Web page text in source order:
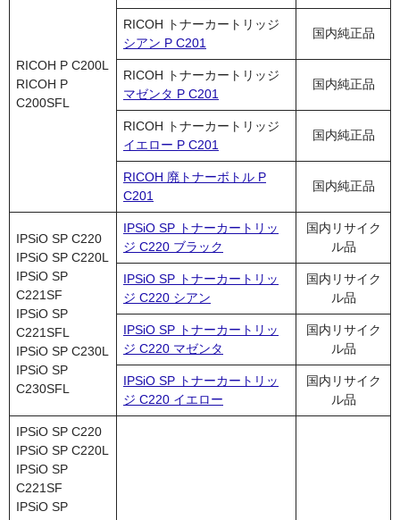
RICOH P C200L
RICOH P
C200SFL
RICOH トナーカートリッジ
シアン P C201
国内純正品
RICOH トナーカートリッジ
マゼンタ P C201
国内純正品
RICOH トナーカートリッジ
イエロー P C201
国内純正品
RICOH 廃トナーボトル P
C201
国内純正品
IPSiO SP C220
IPSiO SP C220L
IPSiO SP
C221SF
IPSiO SP
C221SFL
IPSiO SP C230L
IPSiO SP
C230SFL
IPSiO SP トナーカートリッ
ジ C220 ブラック
国内リサイク
ル品
IPSiO SP トナーカートリッ
ジ C220 シアン
国内リサイク
ル品
IPSiO SP トナーカートリッ
ジ C220 マゼンタ
国内リサイク
ル品
IPSiO SP トナーカートリッ
ジ C220 イエロー
国内リサイク
ル品
IPSiO SP C220
IPSiO SP C220L
IPSiO SP
C221SF
IPSiO SP